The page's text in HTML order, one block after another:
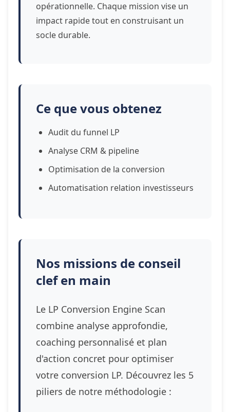
opérationnelle. Chaque mission vise un
impact rapide tout en construisant un
socle durable.
Ce que vous obtenez
Audit du funnel LP
Analyse CRM & pipeline
Optimisation de la conversion
Automatisation relation investisseurs
Nos missions de conseil
clef en main
Le LP Conversion Engine Scan
combine analyse approfondie,
coaching personnalisé et plan
d'action concret pour optimiser
votre conversion LP. Découvrez les 5
piliers de notre méthodologie :